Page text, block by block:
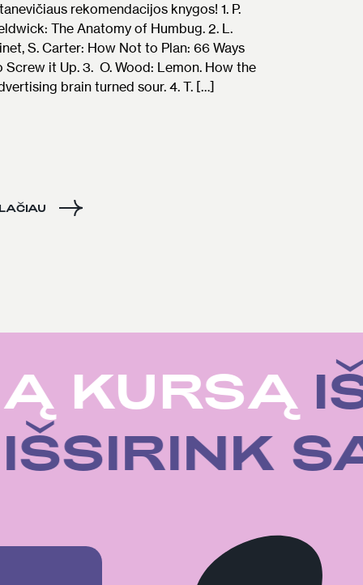
rekomendacijos knygos! 1. P.
The Anatomy of Humbug. 2. L.
S. Carter: How Not to Plan: 66 Ways
Screw it Up. 3. O. Wood: Lemon. How the
brain turned sour. 4. T. […]
KURSĄ
IŠSIRINK